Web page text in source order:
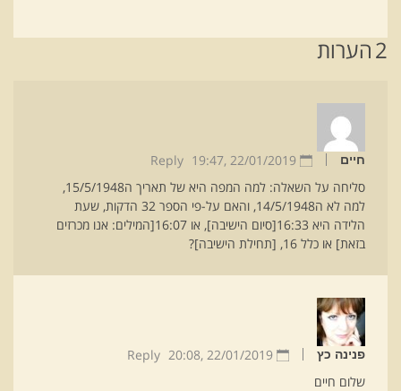
2הערות
חיים 22/01/2019 ,
19:47
Reply
סליחה על השאלה: למה המפה היא של תאריך ה15/5/1948,
למה לא ה14/5/1948, והאם על-פי הספר 32 הדקות, שעת
הלידה היא 16:33[סיום הישיבה], או 16:07[המילים: אנו מכרזים
בזאת] או כלל 16, [תחילת הישיבה]?
פנינה כץ 22/01/2019 ,
20:08
Reply
שלום חיים